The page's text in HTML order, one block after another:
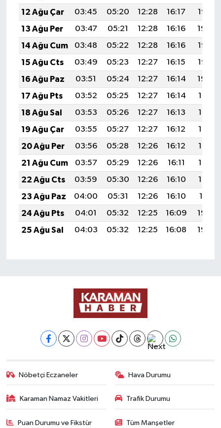
12 Ağu Çar
03:45 05:20 12:28 16:17
19:26
13 Ağu Per
03:47 05:21 12:28 16:16
19:24
14 Ağu Cum
03:48 05:22 12:28 16:16
19:23
15 Ağu Cts
03:49 05:23 12:27 16:15
19:22
16 Ağu Paz
03:51 05:24 12:27 16:14
19:20
17 Ağu Pts
03:52 05:25 12:27 16:14
19:19
18 Ağu Sal
03:53 05:26 12:27 16:13
19:18
19 Ağu Çar
03:55 05:27 12:27 16:12
19:16
20 Ağu Per
03:56 05:28 12:26 16:12
19:15
21 Ağu Cum
03:57 05:29 12:26 16:11
19:14
22 Ağu Cts
03:59 05:30 12:26 16:10
19:12
23 Ağu Paz
04:00 05:31 12:26 16:10
19:11
24 Ağu Pts
04:01 05:32 12:25 16:09
19:09
25 Ağu Sal
04:03 05:32 12:25 16:08 19:08
Nöbetçi Eczaneler Hava Durumu
Karaman Namaz Vakitleri Trafik Durumu
Puan Durumu ve Fikstür Tüm Manşetler